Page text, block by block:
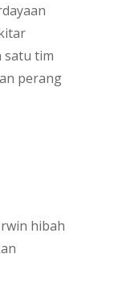
satu tim
perang
hibah